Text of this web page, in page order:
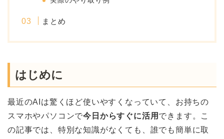
まとめ
はじめに
最近のAIは驚くほど使いやすくなっていて、お持ちの
スマホやパソコンで今日からすぐに活用 できます。こ
の記事では、特別な知識がなくても、誰でも簡単に取